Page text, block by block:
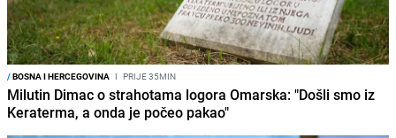
/BOSNA I HERCEGOVINA I PRIJE 35MIN
Milutin Dimac o strahotama logora Omarska: "Došli smo iz
Keraterma, a onda je počeo pakao"